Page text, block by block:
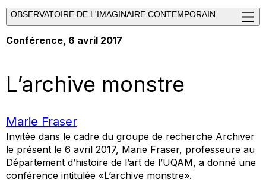
OBSERVATOIRE DE L'IMAGINAIRE CONTEMPORAIN
Conférence, 6 avril 2017
L’archive monstre
Marie Fraser
Invitée dans le cadre du groupe de recherche Archiver
le présent le 6 avril 2017, Marie Fraser, professeure au
Département d’histoire de l’art de l’UQAM, a donné une
conférence intitulée «L’archive monstre».